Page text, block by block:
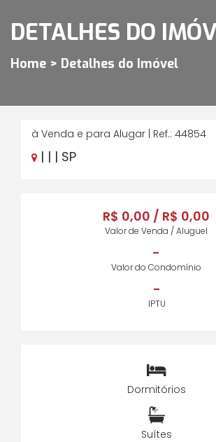
DETALHES DO
Home > Detalhes do Imóvel
à Venda e para Alugar | Ref.: 44854
| | | SP
R$ 0,00 / R$ 0,00
Valor de Venda / Aluguel
-
Valor do Condomínio
-
IPTU
Dormitórios
Suítes